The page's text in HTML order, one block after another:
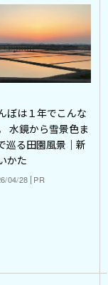
ぼは１年でこんな
水鏡から雪景色ま
巡る田園風景｜新
かた
04/28 PR